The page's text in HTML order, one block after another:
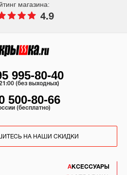
магазина:
4.9
АКСЕССУАРЫ
995-80-40
(без выходных)
500-80-66
(бесплатно)
НА НАШИ СКИДКИ